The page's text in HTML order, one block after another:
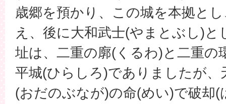
歳郷を預かり、この城を本拠と
え、後に大和武士(やまとぶし)
址は、二重の廓(くるわ)と二重の
平城(ひらしろ)でありましたが、
(おだのぶなが)の命(めい)で破却